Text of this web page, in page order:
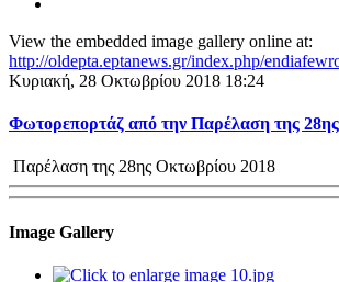
View the embedded image gallery online at:
http://oldepta.eptanews.gr/index.php/
Κυριακή, 28 Οκτωβρίου 2018 18:24
Φωτορεπορτάζ από την Παρέλαση της
Παρέλαση της 28ης Οκτωβρίου 2018
Image Gallery